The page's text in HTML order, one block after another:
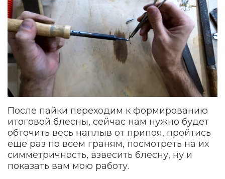
После пайки переходим к формированию
итоговой блесны, сейчас нам нужно будет
обточить весь наплыв от припоя, пройтись
еще раз по всем граням, посмотреть на их
симметричность, взвесить блесну, ну и
показать вам мою работу.